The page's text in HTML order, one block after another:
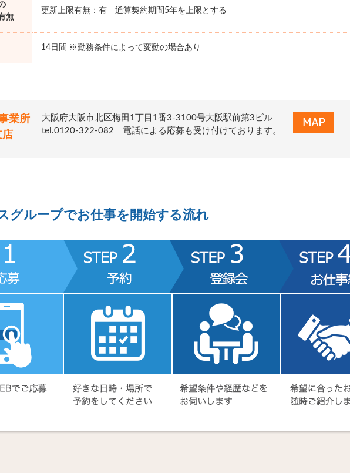
無
更新上限有無：有 通算契約期間5年を上限とする
14日間 ※勤務条件によって変動の場合あり
業所
店
大阪府大阪市北区梅田1丁目1番3-3100号大阪駅前第3ビル
tel.0120-322-082 電話による応募も受け付けております。
グループでお仕事を開始する流れ